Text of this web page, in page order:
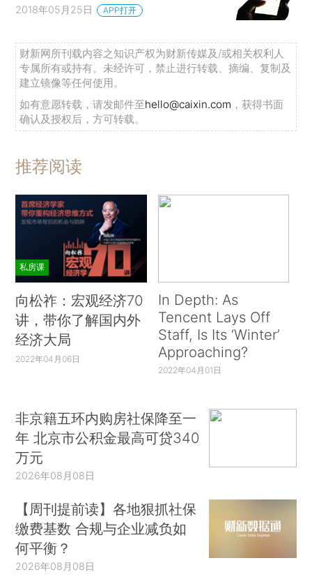
2018年05月25日 APP打开
财新网所刊载内容之知识产权为财新传媒及/或相关权利人
专属所有或持有。未经许可，禁止进行转载、摘编、复制及
建立镜像等任何使用。
如有意愿转载，请发邮件至hello@caixin.com ，获得书面
确认及授权后，方可转载。
推荐阅读
私房课
向松祚：宏观经济70
讲，带你了解国内外
经济大局
2022年04月06日
In Depth: As
Tencent Lays Off
Staff, Is Its ‘Winter’
Approaching?
2022年04月01日
非京籍五环内购房社保降至一
年 北京市公积金最高可贷340
万元
2026年08月08日
【周刊提前读】各地狠抓社保
缴费基数 合规与企业减负如
何平衡？
2026年08月08日